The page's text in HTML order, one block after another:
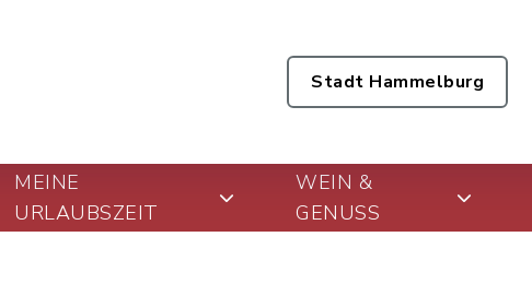
Stadt Hammelburg
MEINE
URLAUBSZEIT
WEIN &
GENUSS